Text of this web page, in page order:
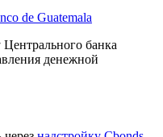
банка
денежной